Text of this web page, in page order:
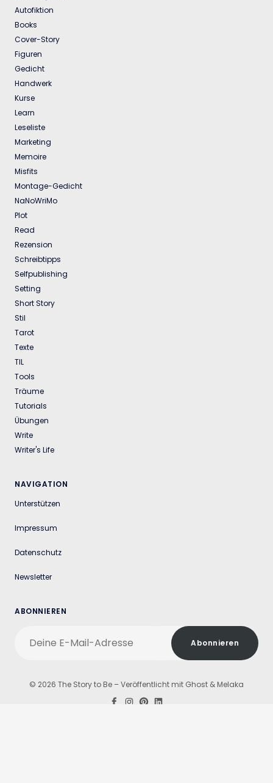
Autofiktion
Books
Cover-Story
Figuren
Gedicht
Handwerk
Kurse
Learn
Leseliste
Marketing
Memoire
Misfits
Montage-Gedicht
NaNoWriMo
Plot
Read
Rezension
Schreibtipps
Selfpublishing
Setting
Short Story
Stil
Tarot
Texte
TIL
Tools
Träume
Tutorials
Übungen
Write
Writer's Life
NAVIGATION
Unterstützen
Impressum
Datenschutz
Newsletter
ABONNIEREN
Abonnieren
© 2026 The Story to Be – Veröffentlicht mit Ghost & Melaka
Facebook
Instagram